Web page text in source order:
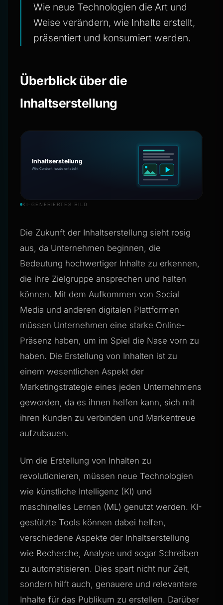
Wie neue Technologien die Art und
Weise verändern, wie Inhalte erstellt,
präsentiert und konsumiert werden.
Überblick über die
Inhaltserstellung
KI-GENERIERTES BILD
Die Zukunft der Inhaltserstellung sieht rosig
aus, da Unternehmen beginnen, die
Bedeutung hochwertiger Inhalte zu erkennen,
die ihre Zielgruppe ansprechen und halten
können. Mit dem Aufkommen von Social
Media und anderen digitalen Plattformen
müssen Unternehmen eine starke Online-
Präsenz haben, um im Spiel die Nase vorn zu
haben. Die Erstellung von Inhalten ist zu
einem wesentlichen Aspekt der
Marketingstrategie eines jeden Unternehmens
geworden, da es ihnen helfen kann, sich mit
ihren Kunden zu verbinden und Markentreue
aufzubauen.
Um die Erstellung von Inhalten zu
revolutionieren, müssen neue Technologien
wie künstliche Intelligenz (KI) und
maschinelles Lernen (ML) genutzt werden. KI-
gestützte Tools können dabei helfen,
verschiedene Aspekte der Inhaltserstellung
wie Recherche, Analyse und sogar Schreiben
zu automatisieren. Dies spart nicht nur Zeit,
sondern hilft auch, genauere und relevantere
Inhalte für das Publikum zu erstellen. Darüber